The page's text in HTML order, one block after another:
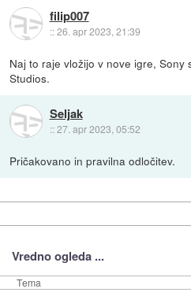
filip007
::26. apr 2023, 21:39
Naj to raje vložijo v nove igre, Sony
Studios.
Seljak
::27. apr 2023, 05:52
Pričakovano in pravilna odločitev.
Vredno ogleda ...
Tema